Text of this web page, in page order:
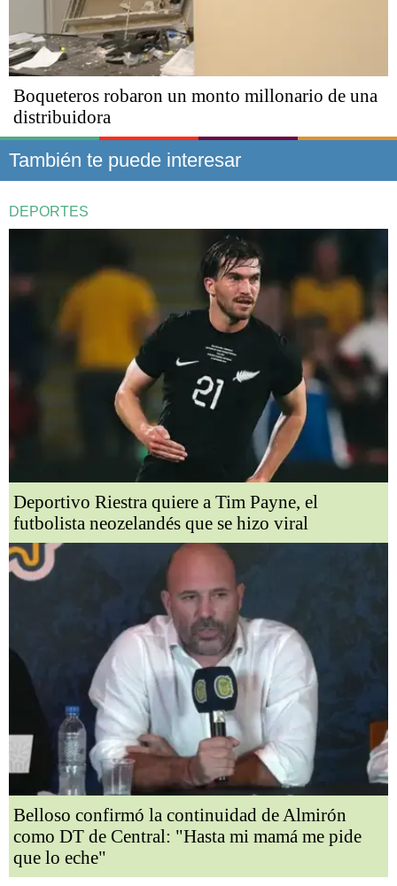
Boqueteros robaron un monto millonario de una
distribuidora
También te puede interesar
DEPORTES
Deportivo Riestra quiere a Tim Payne, el
futbolista neozelandés que se hizo viral
Belloso confirmó la continuidad de Almirón
como DT de Central: "Hasta mi mamá me pide
que lo eche"